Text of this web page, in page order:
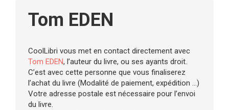
Tom EDEN
CoolLibri vous met en contact directement avec
Tom EDEN, l’auteur du livre, ou ses ayants droit.
C’est avec cette personne que vous finaliserez
l’achat du livre (Modalité de paiement, expédition ...)
Votre adresse postale est nécessaire pour l’envoi
du livre.